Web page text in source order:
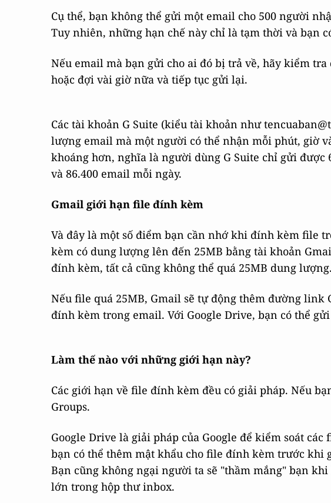
Cụ thể, bạn không thể gửi một email cho 500 người
Tuy nhiên, những hạn chế này chỉ là tạm thời và bạn
Nếu email mà bạn gửi cho ai đó bị trả về, hãy kiểm
hoặc đợi vài giờ nữa và tiếp tục gửi lại.
Các tài khoản G Suite (kiểu tài khoản như
lượng email mà một người có thể nhận mỗi phút, giờ
khoáng hơn, nghĩa là người dùng G Suite chỉ gửi
và 86.400 email mỗi ngày.
Gmail giới hạn file đính kèm
Và đây là một số điểm bạn cần nhớ khi đính kèm file
kèm có dung lượng lên đến 25MB bằng tài khoản
đính kèm, tất cả cũng không thể quá 25MB dung lượng.
Nếu file quá 25MB, Gmail sẽ tự động thêm đường
đính kèm trong email. Với Google Drive, bạn có thể
Làm thế nào với những giới hạn này?
Các giới hạn về file đính kèm đều có giải pháp. Nếu
Groups.
Google Drive là giải pháp của Google để kiểm soát
bạn có thể thêm mật khẩu cho file đính kèm trước
Bạn cũng không ngại người ta sẽ "thầm mắng" bạn
lớn trong hộp thư inbox.